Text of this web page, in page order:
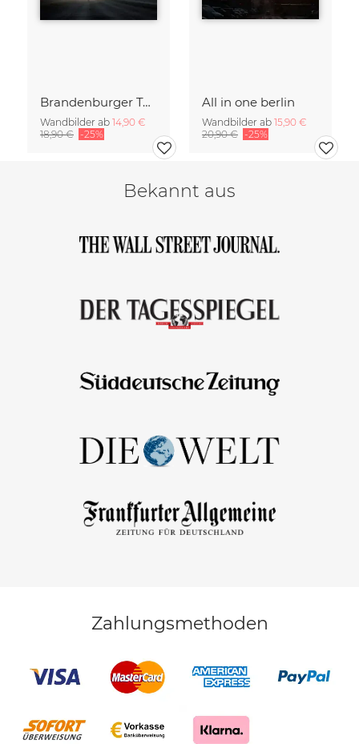
Brandenburger Tor #1
Wandbilder ab 14,90 €
18,90 € -25%
All in one berlin
Wandbilder ab 15,90 €
20,90 € -25%
Bekannt aus
Zahlungsmethoden